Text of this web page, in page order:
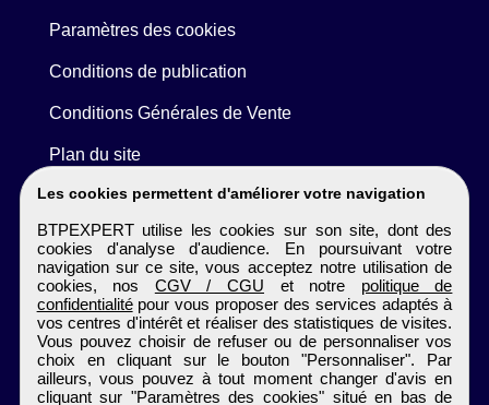
Les cookies permettent d'améliorer votre navigation
BTPEXPERT utilise les cookies sur son site, dont des
cookies d'analyse d'audience. En poursuivant votre
navigation sur ce site, vous acceptez notre utilisation de
cookies, nos CGV / CGU et notre politique de
confidentialitépour vous proposer des services adaptés à
vos centres d'intérêt et réaliser des statistiques de visites.
Vous pouvez choisir de refuser ou de personnaliser vos
choix en cliquant sur le bouton "Personnaliser". Par
ailleurs, vous pouvez à tout moment changer d'avis en
cliquant sur "Paramètres des cookies" situé en bas de
Paramètres des cookies
Conditions de publication
Conditions Générales de Vente
Plan du site